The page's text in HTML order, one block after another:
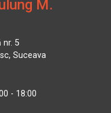
M.
nr. 5
Suceava
- 18:00